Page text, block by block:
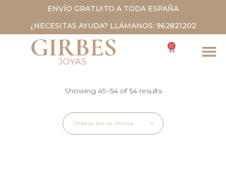
ENVÍO GRATUITO A TODA ESPAÑA
¿NECESITAS AYUDA? LLÁMANOS: 962821202
0
Showing 49–54 of 54 results
Ordenar por los últimos